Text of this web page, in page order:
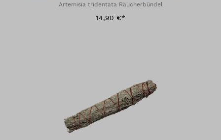
Artemisia tridentata Räucherbündel
14,90 €*